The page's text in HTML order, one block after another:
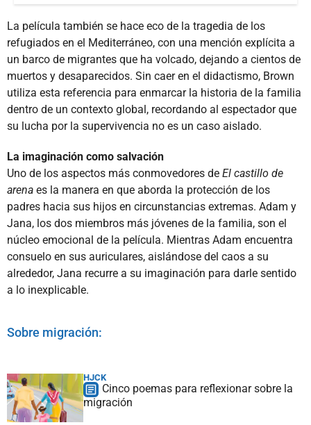
La película también se hace eco de la tragedia de los
refugiados en el Mediterráneo, con una mención explícita a
un barco de migrantes que ha volcado, dejando a cientos de
muertos y desaparecidos. Sin caer en el didactismo, Brown
utiliza esta referencia para enmarcar la historia de la familia
dentro de un contexto global, recordando al espectador que
su lucha por la supervivencia no es un caso aislado.
La imaginación como salvación
Uno de los aspectos más conmovedores de El castillo de
arena es la manera en que aborda la protección de los
padres hacia sus hijos en circunstancias extremas. Adam y
Jana, los dos miembros más jóvenes de la familia, son el
núcleo emocional de la película. Mientras Adam encuentra
consuelo en sus auriculares, aislándose del caos a su
alrededor, Jana recurre a su imaginación para darle sentido
a lo inexplicable.
Sobre migración:
HJCK
Cinco poemas para reflexionar sobre la
migración